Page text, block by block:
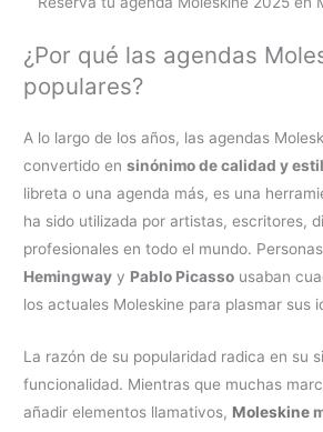
¿Por qué las agendas
populares?
A lo largo de los años, las agendas
convertido ensinónimo de calidad y
libreta o una agenda más, es una
ha sido utilizada por artistas, escritores,
profesionales en todo el mundo.
Hemingway y Pablo Picasso usaban
los actuales Moleskine para plasmar sus
La razón de su popularidad radica en su
funcionalidad. Mientras que muchas
añadir elementos llamativos, Moleskine